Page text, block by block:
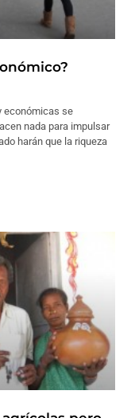
económicas se
nada para impulsar
harán que la riqueza